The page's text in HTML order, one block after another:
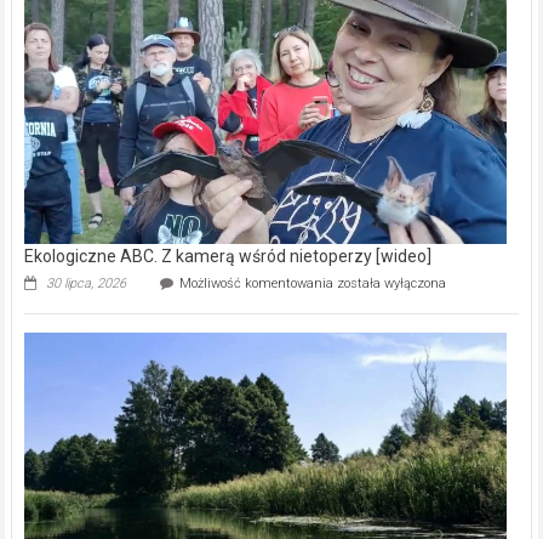
prawdziwy
skarb
natury
[wideo]
Ekologiczne ABC. Z kamerą wśród nietoperzy [wideo]
30 lipca, 2026 Możliwość komentowania Ekologiczne
kamerą
wśród
została wyłączona